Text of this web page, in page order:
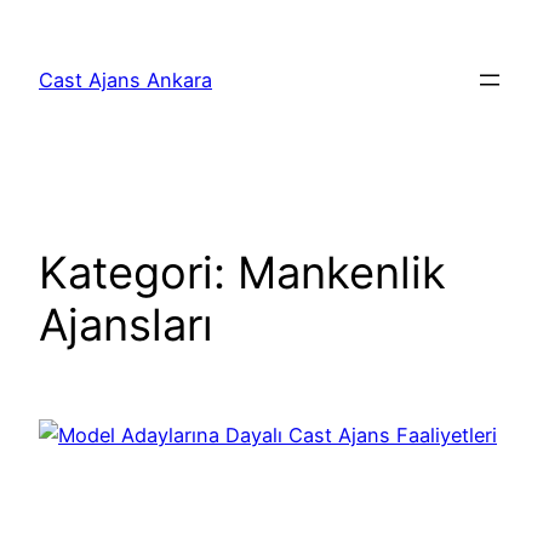
Cast Ajans Ankara
Kategori: Mankenlik
Ajansları